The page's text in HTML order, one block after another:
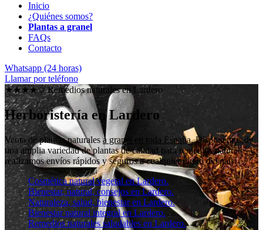
Inicio
¿Quiénes somos?
Plantas a granel
FAQs
Contacto
Whatsapp (24 horas)
Llamar por teléfono
★★★★✩ Remedios naturales en Lardero
Herboristería en Lardero
Venta de plantas naturalesa granel en toda España. Disponemos de
una amplia variedad de plantas de calidad para remedios naturales y
realizamos envíos rápidos y seguros a cualquier punto del país.
Cosmética natural vegetal en Lardero.
Bienestar, natural, consejos en Lardero.
Naturaleza, salud, bienestar en Lardero.
Bienestar natural integral en Lardero.
Remedios naturales saludables en Lardero.